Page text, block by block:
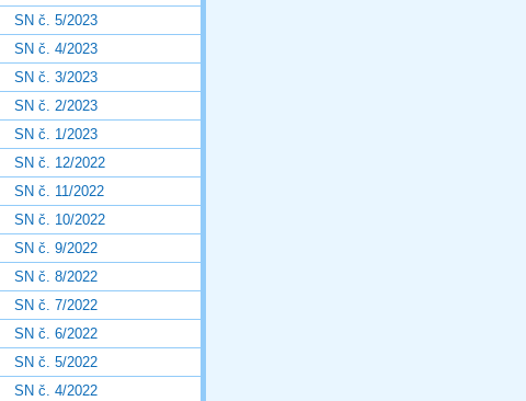
SN č. 5/2023
SN č. 4/2023
SN č. 3/2023
SN č. 2/2023
SN č. 1/2023
SN č. 12/2022
SN č. 11/2022
SN č. 10/2022
SN č. 9/2022
SN č. 8/2022
SN č. 7/2022
SN č. 6/2022
SN č. 5/2022
SN č. 4/2022